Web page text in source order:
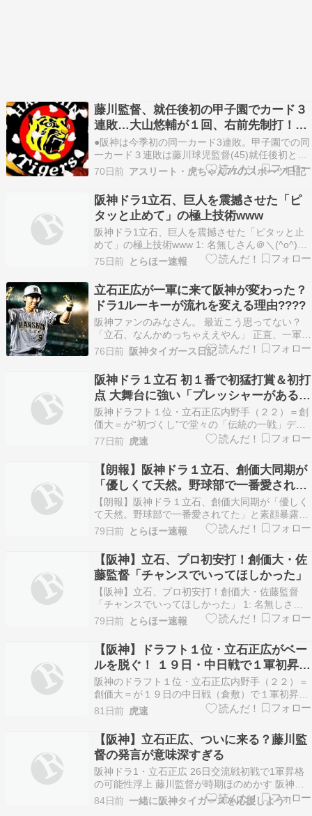
藤川監督、就任後初の甲子園でカード３
連敗…大山悠輔が１回、右前先制打！木
下里都、４回３失点で降板
●阪神は今季初の同一カード3連敗。甲子園での同
一カード３連敗は藤川球児監督(45)就任後初とな
った。プロ初先発の木下里都投手(25)は上々の立
ち上がりを見せたものの、 3回に四球と３連打を
浴び３点を奪われ、結果 4回３失点とほろ苦い登
板となった。その後中継ぎ陣は湯浅京己投手(2…
70日前 アスリート・虎ちゃん77のスポーツ日記
阪神ドラ1立石、巨人を震撼させた「ピ
タッと止めて」の極上技術www
阪神ドラ1立石、巨人を震撼させた「ピタッと止
めて」の極上技術www 1: 名無しさん＠＼(^o^)／
2026/05/24 (日) 03:35:03.755 ID:edtEwwrZcv 巨
人戦で決勝打放った阪神ドラ1立石正広内野手
（創価大）、デビューから4試合で打率.412と
活…
75日前 とらほー速報
立石正広が一軍に来て阪神が変わった？
ドラ1ルーキーが流れを変える理由????
阪神ファンのみなさん。 最近こう思ってない？
「立石、なんかめっちゃええやん」 正直、一軍昇
格直後のルーキーとは思えん。 打席に入っても全
然慌てない。 変に振り回さない。 しかも雰囲気
がある。 そして何より―― 阪神打線に“新しい空
気”を持ってきている。 ■まず数字を見よう 立…
76日前 阪神タイガース日記
阪神ドラ１立石 初１番で初猛打賞＆初打
点 大舞台に強い「プレッシャーがあると
か気にしてたら、もったいない」
阪神ドラフト１位・立石正広内野手（２２）＝創
価大＝が“初づくし”で堂々の「伝統の一戦」デビ
ューだ。プロ入り初の巨人戦に「１番」でスタメ
ン出場し、初回に初の長打となる左越え二塁打。
この回３得点の口火を切ると、三回に中前打。四
回にはついに、初の適時打だ。３打席連続安打で
初の猛打賞を…
77日前 虎速
【朗報】阪神ドラ１立石、創価大同期が
「優しくて天然。野球部で一番愛されて
た」と素顔暴露ｗｗｗ
【朗報】阪神ドラ１立石、創価大同期が「優しく
て天然。野球部で一番愛されてた」と素顔暴露ｗ
ｗｗ 1: 名無しさん＠＼(^o^)／ 2026/05/20 (水)
04:05:26.360 ID:CWro8bZWx0 阪神のドラ１立
石、プロ初打席初ヒットおめでとう！同期が語る
素顔が話…
79日前 とらほー速報
【阪神】立石、プロ初安打！創価大・佐
藤監督「チャンスでいってほしかった」
【阪神】立石、プロ初安打！創価大・佐藤監督
「チャンスでいってほしかった」 1: 名無しさん
＠＼(^o^)／ 2026/05/19 (火) 21:35:46.544
ID:Ek99LUb4Ri 立石正広内野手（22）がプロ初
打席で初球初安打を放った。母校・創価大の佐藤
監督からは愛…
79日前 とらほー速報
【阪神】ドラフト１位・立石正広がベー
ルを脱ぐ！ １９日・中日戦で１軍初昇格
＆即スタメン起用「チームの戦力になれ
るように」３度の故障乗り越えついに
阪神のドラフト１位・立石正広内野手（２２）＝
創価大＝が１９日の中日戦（倉敷）で１軍初昇格
して即スタメン起用されることが１８日、決まっ
た。「６番・左翼」が有力。藤川監督は「（昇格
は）交流戦、もしくはその前と思いながら。彼の
デビューにふさわしいような、ゲームになれば」
と期待した。h…
81日前 虎速
【阪神】立石正広、ついに来る？藤川監
督の発言が意味深すぎる
阪神ドラ1・立石正広 26日交流戦初戦で1軍昇格
の可能性浮上 藤川監督が時期ほのめかす 阪神・
ドラフト1位の立石（創価大）が、26日の日本ハ
ムとの交流戦初戦で1軍昇格する可能性が出てき
84日前 一緒に阪神タイガースを応援しよう！